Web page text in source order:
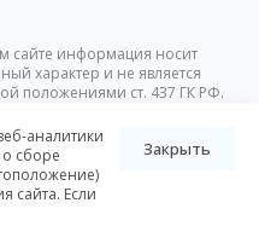
сайте информация носит
характер и не является
положениями ст. 437 ГК РФ.
уведомления.
2026
данных
аналитики
сборе
сайта. Если
Закрыть